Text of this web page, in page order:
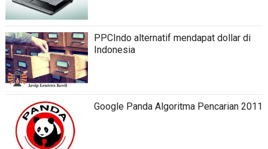
PPCIndo alternatif mendapat dollar di
Indonesia
Google Panda Algoritma Pencarian 2011